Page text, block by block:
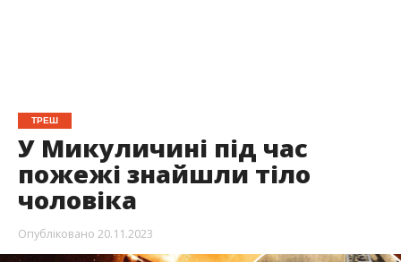
ТРЕШ
У Микуличині під час
пожежі знайшли тіло
чоловіка
Опубліковано 20.11.2023